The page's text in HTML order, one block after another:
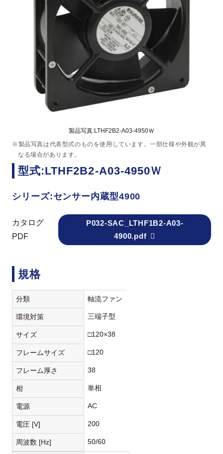
製品写真:LTHF2B2-A03-4950Ｗ
※製品写真は代表型式のものを使用しています。一部仕様や外観が異
なる場合があります。
型式:LTHF2B2-A03-4950Ｗ
シリーズ:センサー内蔵型4900
カタログ
PDF
P032-SAC_LTHF1B2-A03-
4900.pdf
規格
分類 軸流ファン
環境対策 三端子型
サイズ □120×38
フレームサイズ □120
フレーム厚さ 38
相 単相
電源 AC
電圧 [V] 200
周波数 [Hz] 50/60